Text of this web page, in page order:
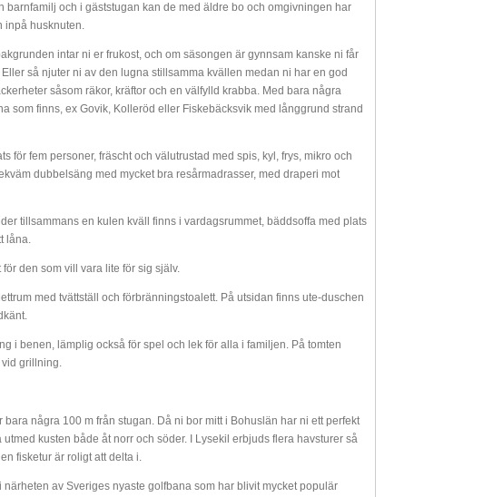
barnfamilj och i gäststugan kan de med äldre bo och omgivningen har
inpå husknuten.
intar ni er frukost, och om säsongen är gynnsam kanske ni får
så njuter ni av den lugna stillsamma kvällen medan ni har en god
såsom räkor, kräftor och en välfylld krabba. Med bara några
som finns, ex Govik, Kolleröd eller Fiskebäcksvik med långgrund strand
för fem personer, fräscht och välutrustad med spis, kyl, frys, mikro och
dubbelsäng med mycket bra resårmadrasser, med draperi mot
tillsammans en kulen kväll finns i vardagsrummet, bäddsoffa med plats
låna.
den som vill vara lite för sig själv.
med tvättställ och förbränningstoalett. På utsidan finns ute-duschen
i benen, lämplig också för spel och lek för alla i familjen. På tomten
grillning.
några 100 m från stugan. Då ni bor mitt i Bohuslän har ni ett perfekt
kusten både åt norr och söder. I Lysekil erbjuds flera havsturer så
fisketur är roligt att delta i.
av Sveriges nyaste golfbana som har blivit mycket populär